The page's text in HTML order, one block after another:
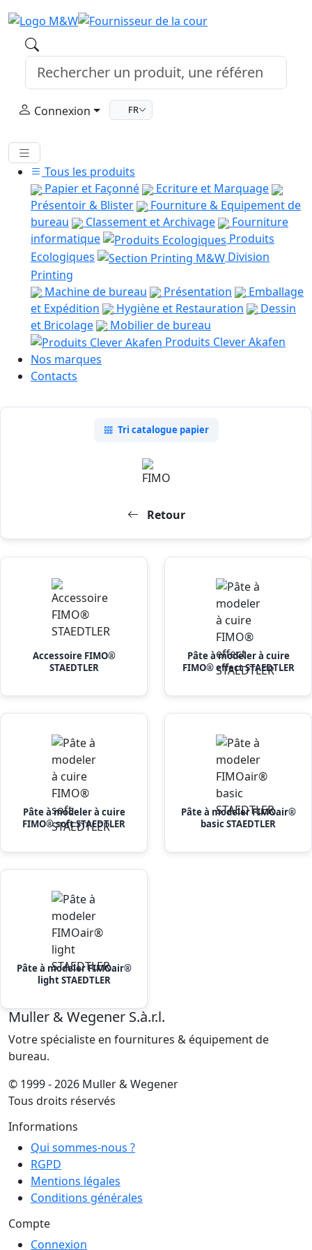
Connexion FR
Tous les produits
Papier et Façonné
Ecriture et Marquage
Présentoir & Blister
Fourniture & Equipement de
bureau
Classement et Archivage
Fourniture
informatique
Produits
Ecologiques
Division
Printing
Machine de bureau
Présentation
Emballage
et Expédition
Hygiène et Restauration
Dessin
et Bricolage
Mobilier de bureau
Produits Clever Akafen
Nos marques
Contacts
Tri catalogue papier
Retour
Accessoire FIMO®
STAEDTLER
Pâte à modeler à cuire
FIMO® effect STAEDTLER
Pâte à modeler à cuire
FIMO® soft STAEDTLER
Pâte à modeler FIMOair®
basic STAEDTLER
Pâte à modeler FIMOair®
light STAEDTLER
Muller & Wegener S.à.r.l.
Votre spécialiste en fournitures & équipement de
bureau.
© 1999 - 2026 Muller & Wegener
Tous droits réservés
Informations
Qui sommes-nous ?
RGPD
Mentions légales
Conditions générales
Compte
Connexion